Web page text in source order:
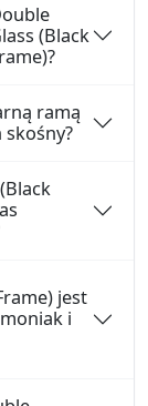
(Black
ramą
skośny?
jest
i